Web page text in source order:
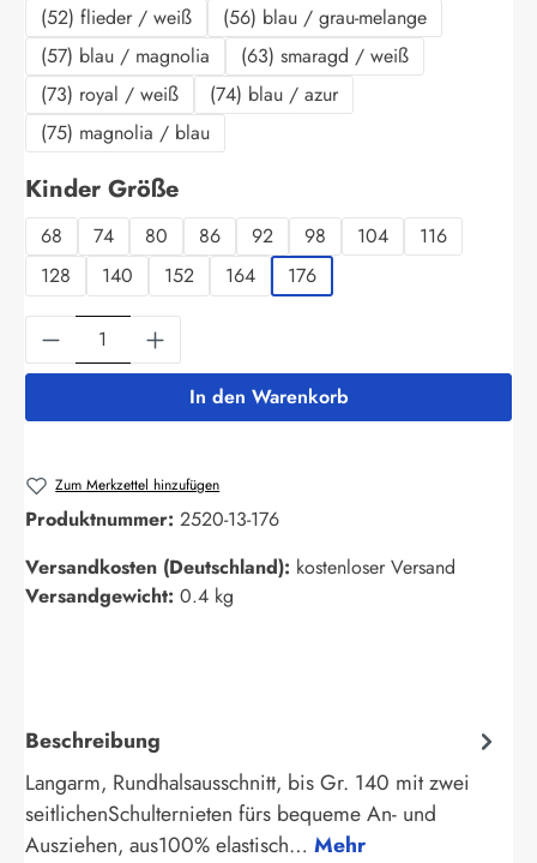
(52) flieder / weiß
(56) blau / grau-melange
(57) blau / magnolia
(63) smaragd / weiß
(73) royal / weiß
(74) blau / azur
(75) magnolia / blau
Kinder Größeauswählen
68 74 80 86 92 98 104
116
128
140 152 164 176
Produkt Anzahl: Gib den gewünschten
In den Warenkorb
Zum Merkzettel hinzufügen
Produktnummer: 2520-13-176
Versandkosten (Deutschland): kostenloser Versand
Versandgewicht: 0.4 kg
Beschreibung
Langarm, Rundhalsausschnitt, bis Gr. 140 mit zwei
seitlichenSchulternieten fürs bequeme An- und
Ausziehen, aus100% elastisch… Mehr